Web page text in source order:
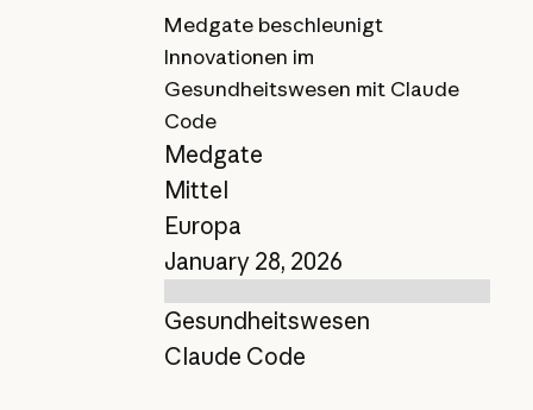
Medgate beschleunigt
Innovationen im
Gesundheitswesen mit Claude
Code
Medgate
Mittel
Europa
January 28, 2026
Gesundheitswesen
Claude Code